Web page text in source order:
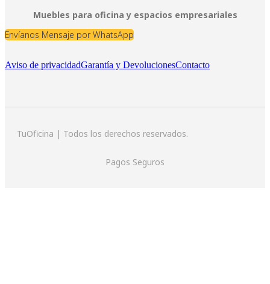
Muebles para oficina y espacios empresariales
Envíanos Mensaje por WhatsApp
Aviso de privacidadGarantía y DevolucionesContacto
TuOficina | Todos los derechos reservados.
Pagos Seguros